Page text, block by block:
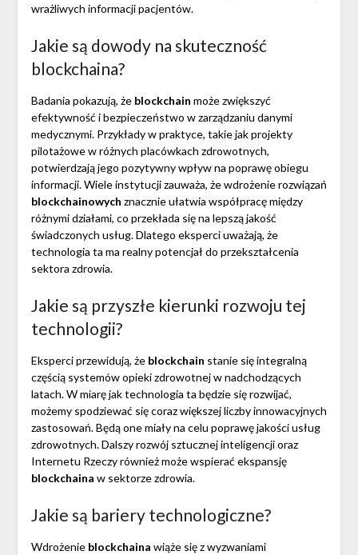
wrażliwych informacji pacjentów.
Jakie są dowody na skuteczność
blockchaina?
Badania pokazują, że blockchain może zwiększyć
efektywność i bezpieczeństwo w zarządzaniu danymi
medycznymi. Przykłady w praktyce, takie jak projekty
pilotażowe w różnych placówkach zdrowotnych,
potwierdzają jego pozytywny wpływ na poprawę obiegu
informacji. Wiele instytucji zauważa, że wdrożenie rozwiązań
blockchainowych znacznie ułatwia współpracę między
różnymi działami, co przekłada się na lepszą jakość
świadczonych usług. Dlatego eksperci uważają, że
technologia ta ma realny potencjał do przekształcenia
sektora zdrowia.
Jakie są przyszłe kierunki rozwoju tej
technologii?
Eksperci przewidują, że blockchain stanie się integralną
częścią systemów opieki zdrowotnej w nadchodzących
latach. W miarę jak technologia ta będzie się rozwijać,
możemy spodziewać się coraz większej liczby innowacyjnych
zastosowań. Będą one miały na celu poprawę jakości usług
zdrowotnych. Dalszy rozwój sztucznej inteligencji oraz
Internetu Rzeczy również może wspierać ekspansję
blockchaina w sektorze zdrowia.
Jakie są bariery technologiczne?
Wdrożenie blockchaina wiąże się z wyzwaniami